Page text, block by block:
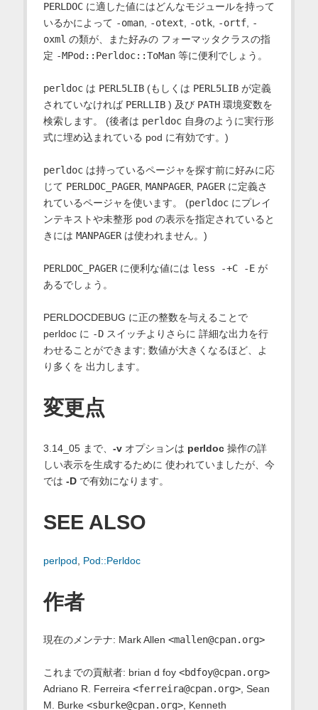
PERLDOCに適した値にはどんなモジュールを持って
いるかによって -oman, -otext -otk, -ortf,
-
oxml の類が、また好みの フォーマッタクラスの指
定 -MPod::Perldoc::ToMan等に便利でしょう。
perldocは PERL5LIB(もしくは PERL5LIBが定義
されていなければ PERLLIB) 及び PATH環境変数を
検索します。 (後者は perldoc自身のように実行形
式に埋め込まれている pod に有効です。)
perldocは持っているページャを探す前に好みに応
じて PERLDOC_PAGER, MANPAGER, PAGERに定義さ
れているページャを使います。 (perldocにプレイ
ンテキストや未整形 pod の表示を指定されていると
きには MANPAGERは使われません。)
PERLDOC_PAGERに便利な値には less -+C -Eが
あるでしょう。
PERLDOCDEBUG に正の整数を与えることで
perldoc に -Dスイッチよりさらに 詳細な出力を行
わせることができます; 数値が大きくなるほど、よ
り多くを 出力します。
変更点
3.14_05 まで、 -vオプションは perldoc操作の詳
しい表示を生成するために 使われていましたが、今
では -Dで有効になります。
SEE ALSO
perlpod Pod::Perldoc
作者
現在のメンテナ: Mark Allen <mallen@cpan.org>
これまでの貢献者: brian d foy <bdfoy@cpan.org>
Adriano R. Ferreira <ferreira@cpan.org>, Sean
M. Burke <sburke@cpan.org>, Kenneth